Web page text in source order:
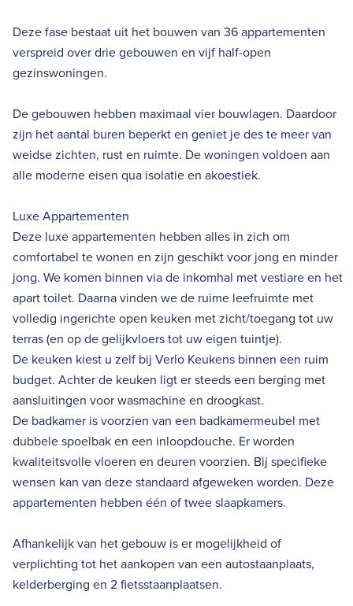
Deze fase bestaat uit het bouwen van 36 appartementen
verspreid over drie gebouwen en vijf half-open
gezinswoningen.
De gebouwen hebben maximaal vier bouwlagen. Daardoor
zijn het aantal buren beperkt en geniet je des te meer van
weidse zichten, rust en ruimte. De woningen voldoen aan
alle moderne eisen qua isolatie en akoestiek.
Luxe Appartementen
Deze luxe appartementen hebben alles in zich om
comfortabel te wonen en zijn geschikt voor jong en minder
jong. We komen binnen via de inkomhal met vestiare en het
apart toilet. Daarna vinden we de ruime leefruimte met
volledig ingerichte open keuken met zicht/toegang tot uw
terras (en op de gelijkvloers tot uw eigen tuintje).
De keuken kiest u zelf bij Verlo Keukens binnen een ruim
budget. Achter de keuken ligt er steeds een berging met
aansluitingen voor wasmachine en droogkast.
De badkamer is voorzien van een badkamermeubel met
dubbele spoelbak en een inloopdouche. Er worden
kwaliteitsvolle vloeren en deuren voorzien. Bij specifieke
wensen kan van deze standaard afgeweken worden. Deze
appartementen hebben één of twee slaapkamers.
Afhankelijk van het gebouw is er mogelijkheid of
verplichting tot het aankopen van een autostaanplaats,
kelderberging en 2 fietsstaanplaatsen.